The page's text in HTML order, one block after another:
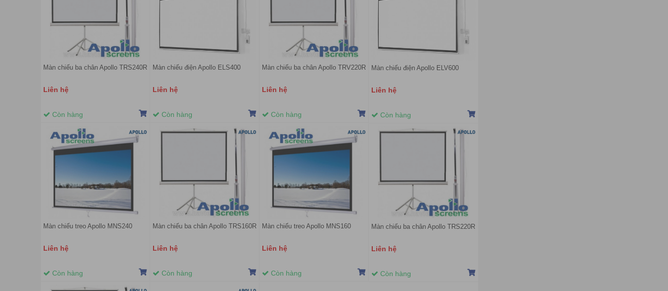
Màn chiếu ba chân Apollo TRS240R
Liên hệ
Còn hàng
Màn chiếu điện Apollo ELS400
Liên hệ
Còn hàng
Màn chiếu ba chân Apollo TRV220R
Liên hệ
Còn hàng
Màn chiếu điện Apollo ELV600
Liên hệ
Còn hàng
Màn chiếu treo Apollo MNS240
Liên hệ
Còn hàng
Màn chiếu ba chân Apollo TRS160R
Liên hệ
Còn hàng
Màn chiếu treo Apollo MNS160
Liên hệ
Còn hàng
Màn chiếu ba chân Apollo TRS220R
Liên hệ
Còn hàng